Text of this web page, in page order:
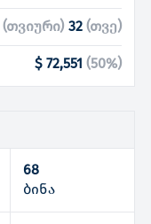
(თვიური) 32(თვე)
$ 72,551 (50%)
68
ბინა